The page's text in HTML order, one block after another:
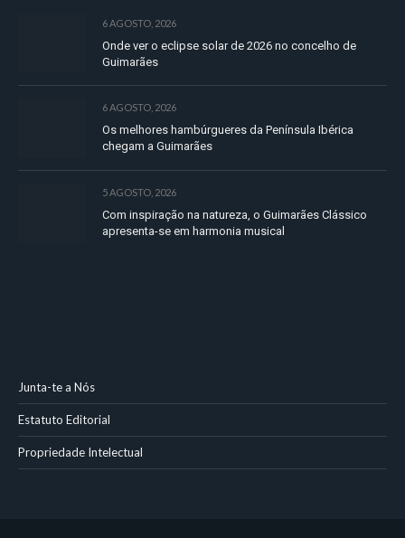
6 AGOSTO, 2026
Onde ver o eclipse solar de 2026 no concelho de
Guimarães
6 AGOSTO, 2026
Os melhores hambúrgueres da Península Ibérica
chegam a Guimarães
5 AGOSTO, 2026
Com inspiração na natureza, o Guimarães Clássico
apresenta-se em harmonia musical
Junta-te a Nós
Estatuto Editorial
Propriedade Intelectual